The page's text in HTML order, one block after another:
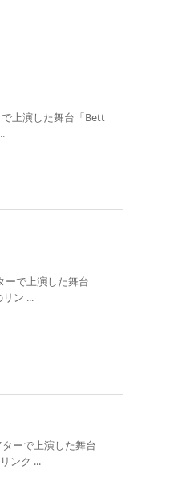
上演した舞台「Bett
ーで上演した舞台
ン ...
ーで上演した舞台
ンク ...